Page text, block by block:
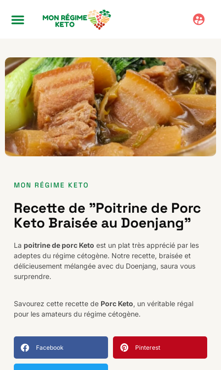
MON RÉGIME KETO
Recette de "Poitrine de Porc
Keto Braisée au Doenjang"
La poitrine de porc Keto est un plat très apprécié par les
adeptes du régime cétogène. Notre recette, braisée et
délicieusement mélangée avec du Doenjang, saura vous
surprendre.
Savourez cette recette de Porc Keto, un véritable régal
pour les amateurs du régime cétogène.
Facebook Pinterest